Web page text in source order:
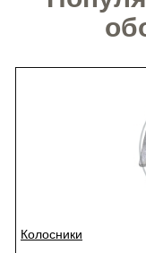
Колосники